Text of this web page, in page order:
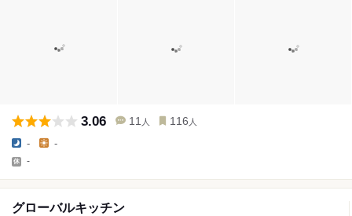
3.06 11 人 116 人
- -
-
グローバルキッチン